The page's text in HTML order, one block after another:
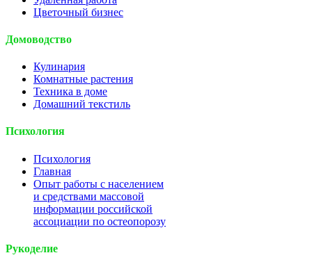
Цветочный бизнес
Домоводство
Кулинария
Комнатные растения
Техника в доме
Домашний текстиль
Психология
Психология
Главная
Опыт работы с населением
и средствами массовой
информации российской
ассоциации по остеопорозу
Рукоделие